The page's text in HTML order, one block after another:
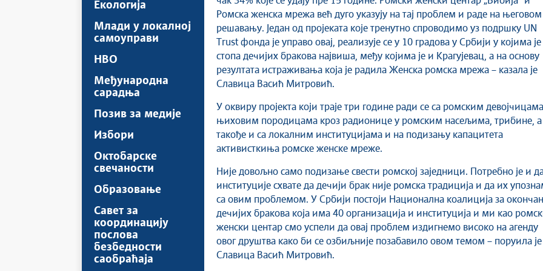
Екологија
Млади у локалној
самоуправи
НВО
Међународна
сарадња
Позив за медије
Избори
Октобарске
свечаности
Образовање
Савет за
координацију
послова
безбедности
саобраћаја
Ромска женска мрежа већ дуго указују на тај проблем и раде на његовом
решавању. Један од пројеката које тренутно спроводимо уз подршку UN
Тrust фонда је управо овај, реализује се у 10 градова у Србији у којима је
стопа дечијих бракова највиша, међу којима је и Крагујевац, а на основу
резултата истраживања која је радила Женска ромска мрежа – казала је
Славица Васић Митровић.
У оквиру пројекта који траје три године ради се са ромским
њиховим породицама кроз радионице у ромским насељима, трибине, а
такође и са локалним институцијама и на подизању капацитета
активисткиња ромске женске мреже.
Није довољно само подизање свести ромској заједници. Потребно је и
институције схвате да дечији брак није ромска традиција и да их
са овим проблемом. У Србији постоји Национална коалиција за
дечијих бракова која има 40 организација и институција и ми као
женски центар смо успели да овај проблем издигнемо високо на агенду
овог друштва како би се озбиљније позабавило овом темом – поруила је
Славица Васић Митровић.